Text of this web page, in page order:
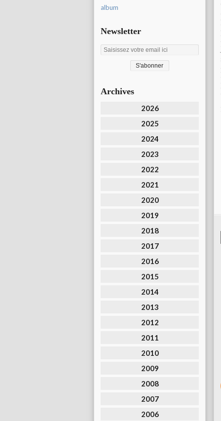
album
Newsletter
Archives
2026
2025
2024
2023
2022
2021
2020
2019
2018
2017
2016
2015
2014
2013
2012
2011
2010
2009
2008
2007
2006